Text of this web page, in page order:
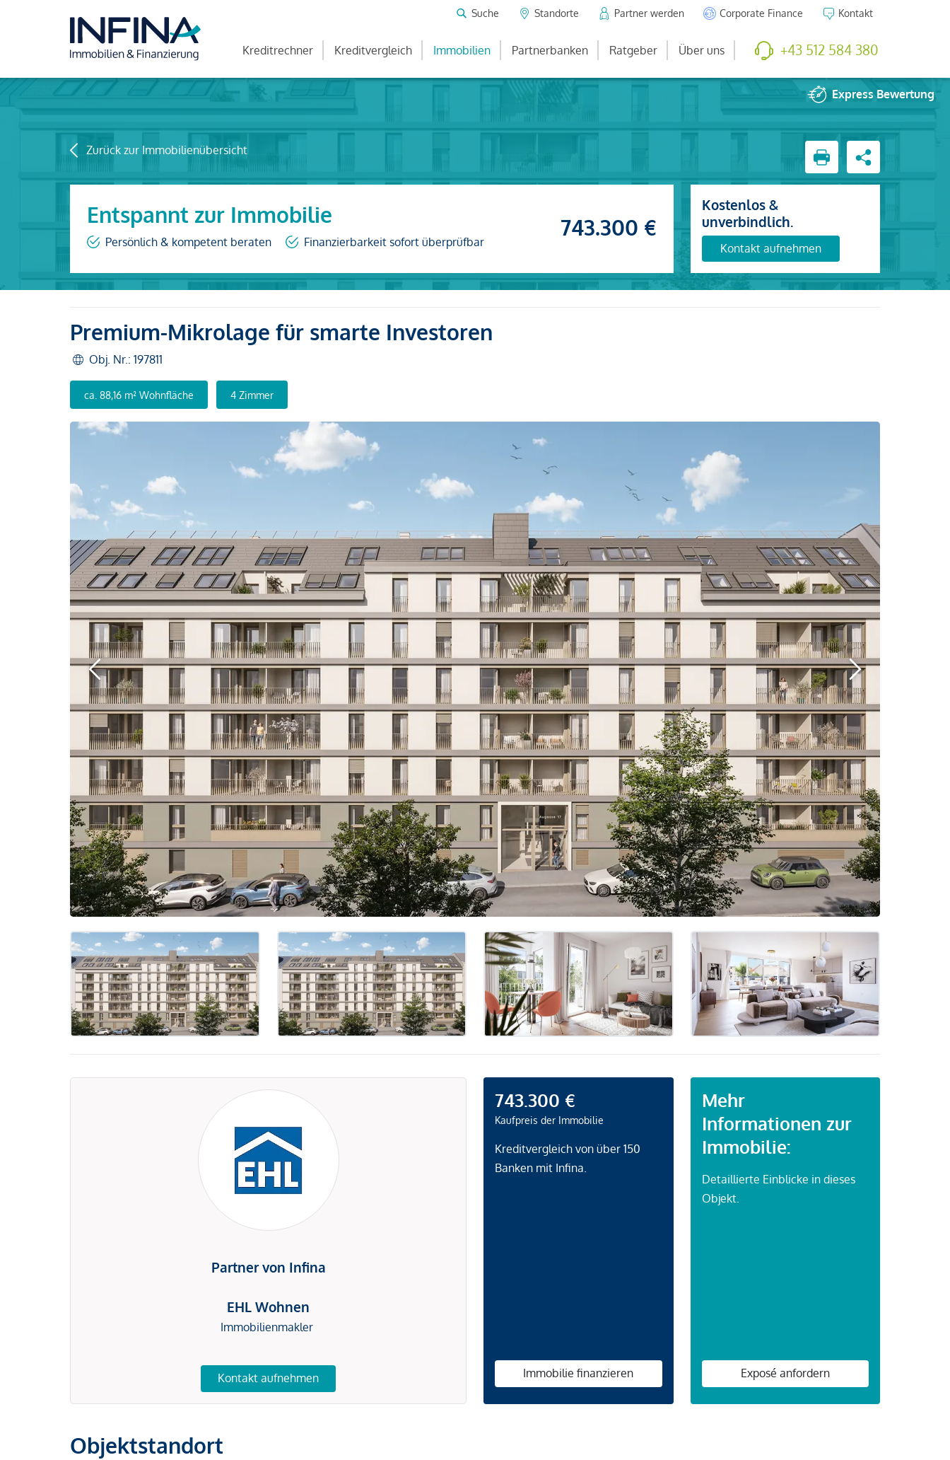
Suche Standorte Partner werden Corporate Finance Kontakt
Kreditrechner Kreditvergleich Immobilien Partnerbanken Ratgeber Über uns +43 512 584 380
Express Bewertung
Zurück zur Immobilienübersicht
Entspannt zur Immobilie
Persönlich & kompetent beraten Finanzierbarkeit sofort überprüfbar
743.300 €
Kostenlos &
unverbindlich.
Kontakt aufnehmen
Premium-Mikrolage für smarte Investoren
Obj. Nr.: 197811
ca. 88,16 m² Wohnfläche 4 Zimmer
Partner von Infina
EHL Wohnen
Immobilienmakler
Kontakt aufnehmen
743.300 €
Kaufpreis der Immobilie
Kreditvergleich von über 150
Banken mit Infina.
Immobilie finanzieren
Mehr
Informationen zur
Immobilie:
Detaillierte Einblicke in dieses
Objekt.
Exposé anfordern
Objektstandort